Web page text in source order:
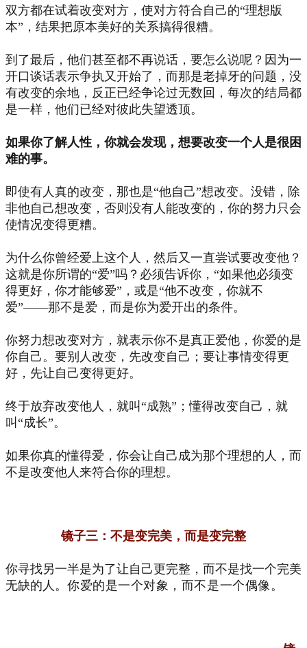
双方都在试着改变对方，使对方符合自己的“理想版
本”，结果把原本美好的关系搞得很糟。
到了最后，他们甚至都不再说话，要怎么说呢？因为一
开口谈话表示争执又开始了，而那是老掉牙的问题，没
有改变的余地，反正已经争论过无数回，每次的结局都
是一样，他们已经对彼此失望透顶。
如果你了解人性，你就会发现，想要改变一个人是很困
难的事。
即使有人真的改变，那也是“他自己”想改变。 没错，除
非他自己想改变，否则没有人能改变的，你的努力只会
使情况变得更糟。
为什么你曾经爱上这个人，然后又一直尝试要改变他？
这就是你所谓的“爱”吗？必须告诉你，“如果他必须变
得更好，你才能够爱”，或是“他不改变，你就不
爱”——那不是爱，而是你为爱开出的条件。
你努力想改变对方，就表示你不是真正爱他，你爱的是
你自己。要别人改变，先改变自己；要让事情变得更
好，先让自己变得更好。
终于放弃改变他人，就叫“成熟”；懂得改变自己，就
叫“成长”。
如果你真的懂得爱，你会让自己成为那个理想的人，而
不是改变他人来符合你的理想。
镜子三：不是变完美，而是变完整
你寻找另一半是为了让自己更完整，而不是找一个完美
无缺的人。 你爱的是一个对象，而不是一个偶像。